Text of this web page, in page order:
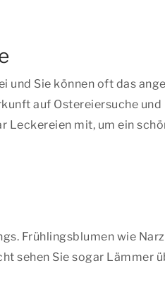
und Sie können oft das
auf Ostereiersuche und
Leckereien mit, um ein
Frühlingsblumen wie
sehen Sie sogar Lämmer